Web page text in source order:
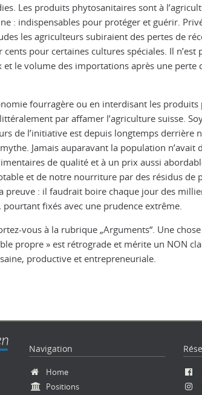
Les produits phytosanitaires sont à
: indispensables pour protéger et guérir.
les agriculteurs subiraient des pertes de
pour certaines cultures spéciales. Il n’est
et le volume des importations après une perte
fourragère ou en interdisant les produits
par affamer l’agriculture suisse.
de l’initiative est depuis longtemps derrière
Jamais auparavant la population n’avait
de qualité et à un prix aussi
et de notre nourriture par des résidus de
preuve : il faudrait boire chaque jour des
pourtant fixés avec une prudence extrême.
vous à la rubrique „Arguments“. Une
propre » est rétrograde et mérite un NON
productive et entrepreneuriale.
Navigation
au
contenu
Home
Positions